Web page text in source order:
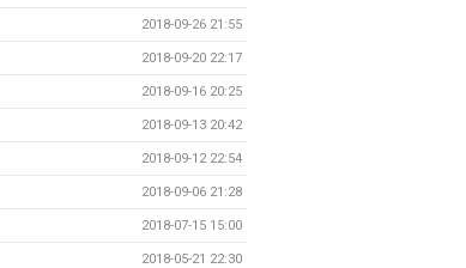
2018-09-26 21:55
2018-09-20 22:17
2018-09-16 20:25
2018-09-13 20:42
2018-09-12 22:54
2018-09-06 21:28
2018-07-15 15:00
2018-05-21 22:30